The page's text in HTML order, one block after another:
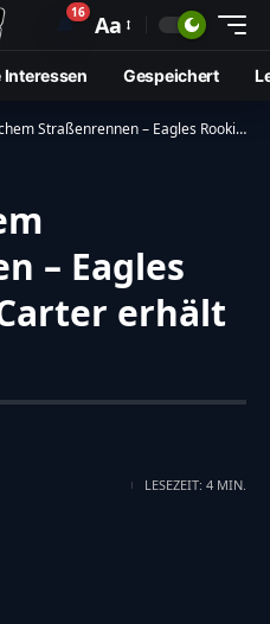
🔔16 Aa
Interessen Gespeichert
– Eagles Rookie Jalen Carter erhält erneut Klage
– Eagles
erhält
LESEZEIT: 4 MIN.